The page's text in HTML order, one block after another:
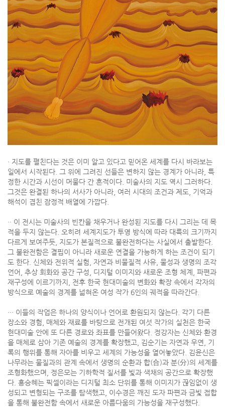
· 지도를 펼친다는 것은 이미 알고 있다고 믿어온 세계를 다시 바라보는
일에서 시작된다. 그 위에 그려진 선들은 변하지 않는 경계가 아니라, 특
정한 시간과 시선이 머물다 간 흔적이다. 미술사의 지도 역시 그러하다.
그것은 완결된 하나의 서사가 아니라, 여러 시대의 조건과 제도, 기억과
해석이 겹친 잠정적 배열에 가깝다.
·· 이 전시는 미술사의 빈칸을 채우거나 완성된 지도를 다시 그리는 데 목
적을 두지 않는다. 오히려 세계지도가 투영 방식에 따라 대륙의 크기까지
다르게 보여주듯, 지도가 본질적으로 불완전하다는 사실에서 출발한다.
그 불완전함은 결핍이 아니라 새로운 연결을 가능하게 하는 조건이 되기
도 한다. 신체와 전위적 실험, 자연과 비물질적 사유, 물성과 생명의 조각
언어, 추상 회화와 공간 구성, 디지털 이미지와 새로운 조형 체계, 파편과
재구성에 이르기까지, 전후 한국 현대미술의 변화와 확장 속에서 각자의
방식으로 예술의 경계를 넓혀온 여성 작가 6인의 궤적을 따라간다.
··· 이들의 작업은 하나의 양식이나 언어로 환원되지 않는다. 각기 다른
장소와 경험, 매체와 재료를 바탕으로 전개된 여섯 작가의 실천은 한국
현대미술 안에 또 다른 경로와 좌표를 만들어왔다. 정강자는 신체와 환경
을 매체로 삼아 기존 예술의 경계를 확장했고, 김순기는 자연과 우연, 기
록의 행위를 통해 자아를 비우고 세계의 가능성을 열어놓았다. 김윤신은
나무라는 물질과의 관계 속에서 생명의 순환과 합(合)과 분(分)의 세계를
조형화했으며, 정은모는 기하학적 질서를 빛과 색채의 공간으로 확장했
다. 홍승혜는 픽셀이라는 디지털 최소 단위를 통해 이미지가 끊임없이 생
성되고 변형되는 구조를 탐색했고, 이수경은 깨진 도자 파편과 금빛 접합
을 통해 불완전함 속에서 새로운 아름다움의 가능성을 재구성했다.